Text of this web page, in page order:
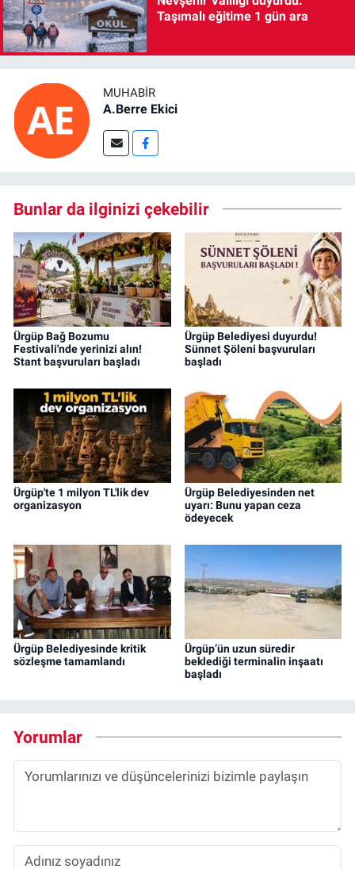
Taşımalı eğitime 1 gün ara
MUHABIR
A.Berre Ekici
Bunlar da ilginizi çekebilir
Ürgüp Bağ Bozumu
Festivali'nde yerinizi alın!
Stant başvuruları başladı
Ürgüp Belediyesi duyurdu!
Sünnet Şöleni başvuruları
başladı
Ürgüp'te 1 milyon TL'lik dev
organizasyon
Ürgüp Belediyesinden net
uyarı: Bunu yapan ceza
ödeyecek
Ürgüp Belediyesinde kritik
sözleşme tamamlandı
Ürgüp’ün uzun süredir
beklediği terminalin inşaatı
başladı
Yorumlar